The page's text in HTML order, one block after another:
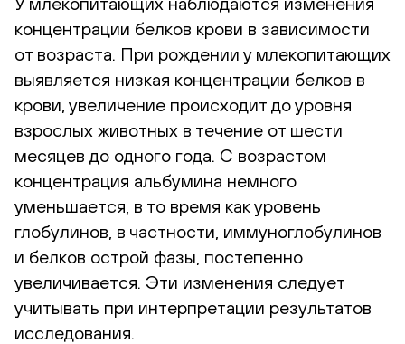
концентрации белков крови в зависимости
от возраста. При рождении у млекопитающих
выявляется низкая концентрации белков в
крови, увеличение происходит до уровня
взрослых животных в течение от шести
месяцев до одного года. С возрастом
концентрация альбумина немного
уменьшается, в то время как уровень
глобулинов, в частности, иммуноглобулинов
и белков острой фазы, постепенно
увеличивается. Эти изменения следует
учитывать при интерпретации результатов
исследования.